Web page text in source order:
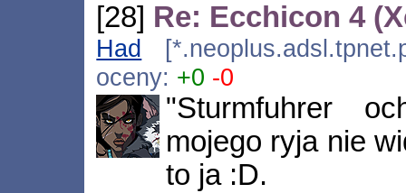
[28] Re: Ecchicon 4
Had
oceny: +0 -0
"Sturmfuhrer
mojego ryja nie
to ja :D.